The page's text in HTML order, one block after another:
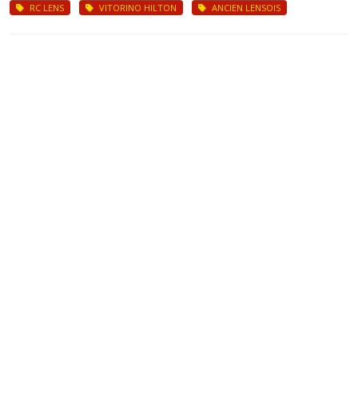
RC LENS VITORINO HILTON ANCIEN LENSOIS